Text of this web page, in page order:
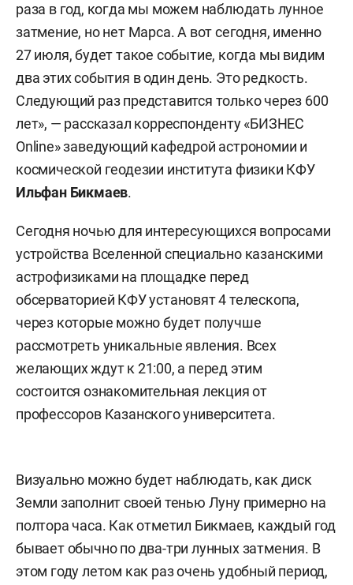
раза в год, когда мы можем наблюдать лунное
затмение, но нет Марса. А вот сегодня, именно
27 июля, будет такое событие, когда мы видим
два этих события в один день. Это редкость.
Следующий раз представится только через 600
лет», — рассказал корреспонденту «БИЗНЕС
Online» заведующий кафедрой астрономии и
космической геодезии института физики КФУ
Ильфан Бикмаев.
Сегодня ночью для интересующихся вопросами
устройства Вселенной специально казанскими
астрофизиками на площадке перед
обсерваторией КФУ установят 4 телескопа,
через которые можно будет получше
рассмотреть уникальные явления. Всех
желающих ждут к 21:00, а перед этим
состоится ознакомительная лекция от
профессоров Казанского университета.
Визуально можно будет наблюдать, как диск
Земли заполнит своей тенью Луну примерно на
полтора часа. Как отметил Бикмаев, каждый год
бывает обычно по два-три лунных затмения. В
этом году летом как раз очень удобный период,